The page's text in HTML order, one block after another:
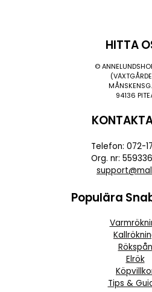
HITTA
©
94136
Telefon: 072-
Org. nr:
Populära
Rökspån
Elrök
Tips &